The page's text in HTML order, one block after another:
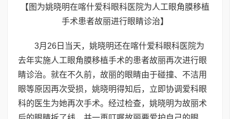
【图为姚晓明在喀什爱科眼科医院为人工眼角膜移植
手术患者故丽进行眼睛诊治】
3月26日当天，姚晓明还在喀什爱科眼科医院为
去年实施人工眼角膜移植手术的患者故丽再次进行眼
睛诊治。就在不久前，故丽的眼睛由于碰撞、不洁用
眼等原因再次受损，姚晓明得知后，立即协调爱科眼
科的医生为她再次手术。经过检查，姚晓明为故丽术